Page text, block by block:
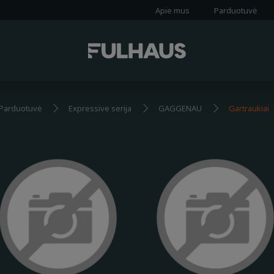
Apie mus Parduotuvė
Expressive serija GAGGENAU Gartraukiai